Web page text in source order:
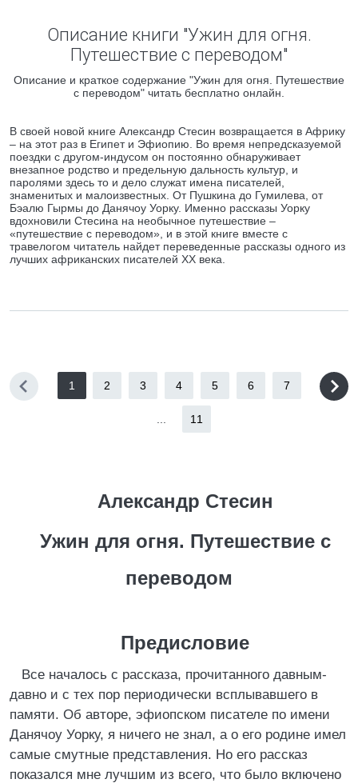
Описание книги "Ужин для огня.
Путешествие с переводом"
Описание и краткое содержание "Ужин для огня. Путешествие
с переводом" читать бесплатно онлайн.
В своей новой книге Александр Стесин возвращается в Африку
– на этот раз в Египет и Эфиопию. Во время непредсказуемой
поездки с другом-индусом он постоянно обнаруживает
внезапное родство и предельную дальность культур, и
паролями здесь то и дело служат имена писателей,
знаменитых и малоизвестных. От Пушкина до Гумилева, от
Бэалю Гырмы до Данячоу Уорку. Именно рассказы Уорку
вдохновили Стесина на необычное путешествие –
«путешествие с переводом», и в этой книге вместе с
травелогом читатель найдет переведенные рассказы одного из
лучших африканских писателей XX века.
1 2 3 4 5 6 7
11
Александр Стесин
Ужин для огня. Путешествие с
переводом
Предисловие
Все началось с рассказа, прочитанного давным-
давно и с тех пор периодически всплывавшего в
памяти. Об авторе, эфиопском писателе по имени
Данячоу Уорку, я ничего не знал, а о его родине имел
самые смутные представления. Но его рассказ
показался мне лучшим из всего, что было включено